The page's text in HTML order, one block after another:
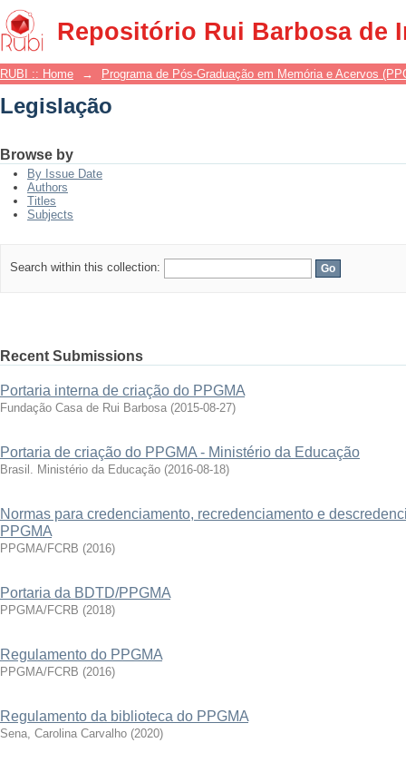
Repositório Rui Barbosa de
Legislação
RUBI :: Home → Programa de Pós-Graduação em Memória e Acervos
Legislação
Browse by
By Issue Date
Authors
Titles
Subjects
Search within this collection:
Recent Submissions
Portaria interna de criação do PPGMA
Fundação Casa de Rui Barbosa (2015-08-27)
Portaria de criação do PPGMA - Ministério da Educação
Brasil. Ministério da Educação (2016-08-18)
Normas para credenciamento, recredenciamento e
PPGMA
PPGMA/FCRB (2016)
Portaria da BDTD/PPGMA
PPGMA/FCRB (2018)
Regulamento do PPGMA
PPGMA/FCRB (2016)
Regulamento da biblioteca do PPGMA
Sena, Carolina Carvalho (2020)